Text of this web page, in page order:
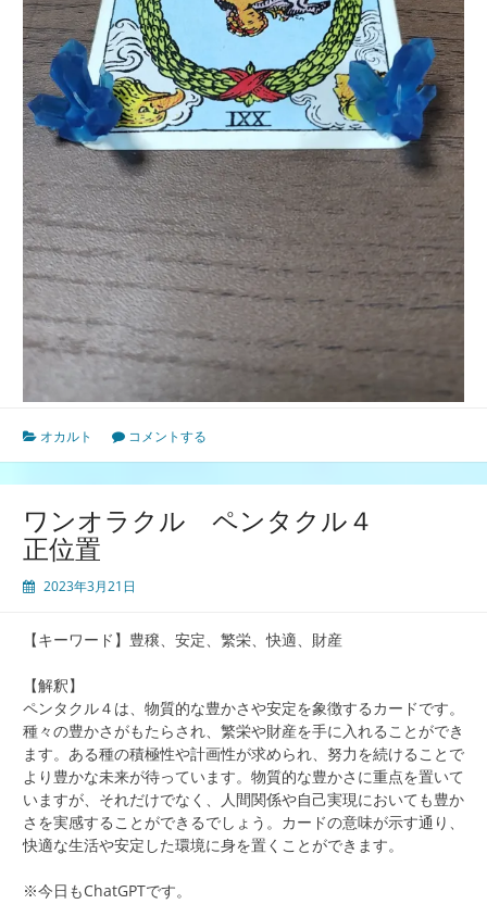
オカルト コメントする
ワンオラクル ペンタクル４
正位置
2023年3月21日
【キーワード】豊穣、安定、繁栄、快適、財産
【解釈】
ペンタクル４は、物質的な豊かさや安定を象徴するカードです。
種々の豊かさがもたらされ、繁栄や財産を手に入れることができ
ます。ある種の積極性や計画性が求められ、努力を続けることで
より豊かな未来が待っています。物質的な豊かさに重点を置いて
いますが、それだけでなく、人間関係や自己実現においても豊か
さを実感することができるでしょう。カードの意味が示す通り、
快適な生活や安定した環境に身を置くことができます。
※今日もChatGPTです。